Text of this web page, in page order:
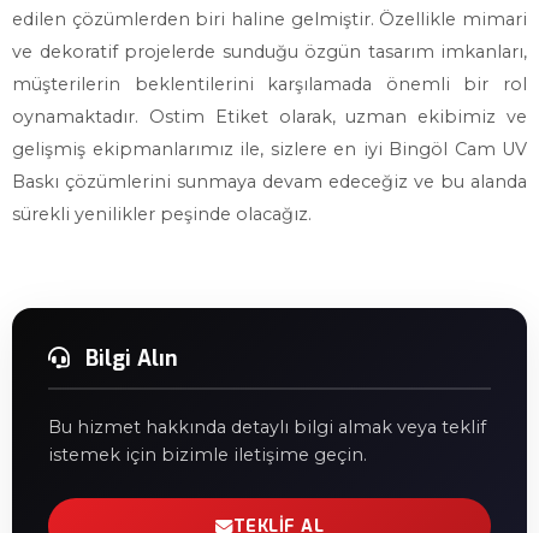
edilen çözümlerden biri haline gelmiştir. Özellikle mimari
ve dekoratif projelerde sunduğu özgün tasarım imkanları,
müşterilerin beklentilerini karşılamada önemli bir rol
oynamaktadır. Ostim Etiket olarak, uzman ekibimiz ve
gelişmiş ekipmanlarımız ile, sizlere en iyi Bingöl Cam UV
Baskı çözümlerini sunmaya devam edeceğiz ve bu alanda
sürekli yenilikler peşinde olacağız.
Bilgi Alın
Bu hizmet hakkında detaylı bilgi almak veya teklif
istemek için bizimle iletişime geçin.
TEKLIF AL